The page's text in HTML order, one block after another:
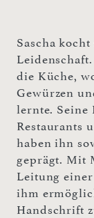
Sascha
die Küche,
Gewürzen
lernte. Seine
Restaurants
haben ihn
geprägt. Mit
Leitung
ihm
Handschrift